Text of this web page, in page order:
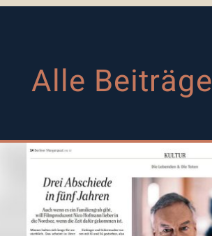
Alle Beiträge